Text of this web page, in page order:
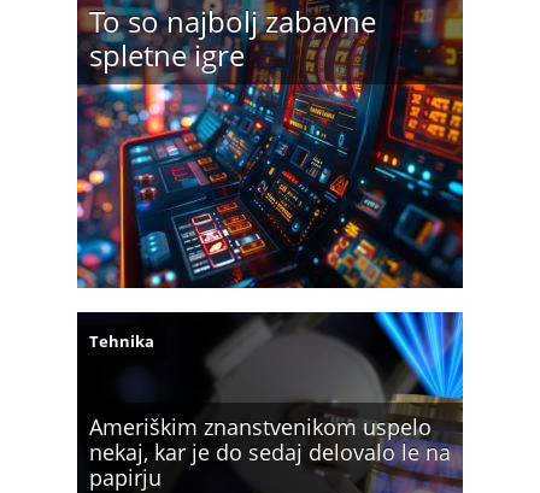
To so najbolj zabavne
spletne igre
Ameriškim znanstvenikom uspelo
nekaj, kar je do sedaj delovalo le na
papirju
Tehnika